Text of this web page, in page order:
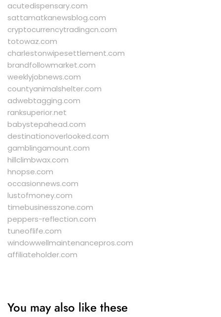
acutedispensary.com
sattamatkanewsblog.com
cryptocurrencytradingcn.com
totowaz.com
charlestonwipesettlement.com
brandfollowmarket.com
weeklyjobnews.com
countyanimalshelter.com
adwebtagging.com
ranksuperior.net
babystepahead.com
destinationoverlooked.com
gamblingamount.com
hillclimbwax.com
hnopse.com
occasionnews.com
lustofmoney.com
timebusinesszone.com
peppers-reflection.com
tuneoflife.com
windowwellmaintenancepros.com
affiliateholder.com
You may also like these